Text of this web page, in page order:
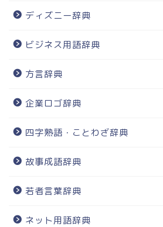
ディズニー辞典
ビジネス用語辞典
方言辞典
企業ロゴ辞典
四字熟語・ことわざ辞典
故事成語辞典
若者言葉辞典
ネット用語辞典